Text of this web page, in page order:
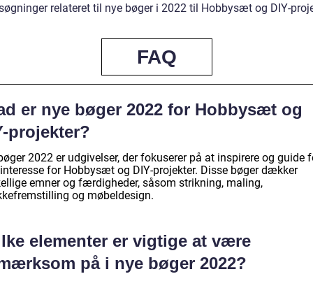
relateret til nye bøger i 2022 til Hobbysæt og DIY-
FAQ
er nye bøger 2022 for Hobbysæt og
projekter?
2022 er udgivelser, der fokuserer på at inspirere og guide
for Hobbysæt og DIY-projekter. Disse bøger dækker
emner og færdigheder, såsom strikning, maling,
og møbeldesign.
elementer er vigtige at være
på i nye bøger 2022?